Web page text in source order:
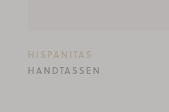
HISPANITAS
HANDTASSEN